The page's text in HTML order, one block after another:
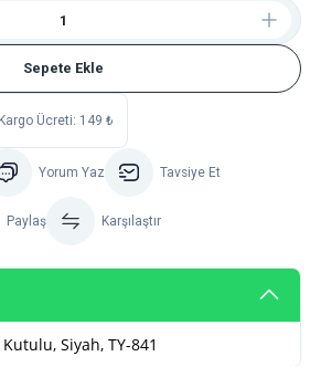
Sepete Ekle
Kargo Ücreti: 149 ₺
Yorum Yaz Tavsiye Et
Paylaş Karşılaştır
Siyah, TY-841